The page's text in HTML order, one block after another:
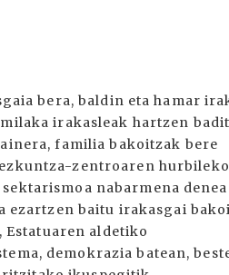
bera, baldin eta hamar
irakasleak hartzen
familia bakoitzak bere
zentroaren
nabarmena
ezartzen baitu irakasgai
aldetiko
demokrazia batean,